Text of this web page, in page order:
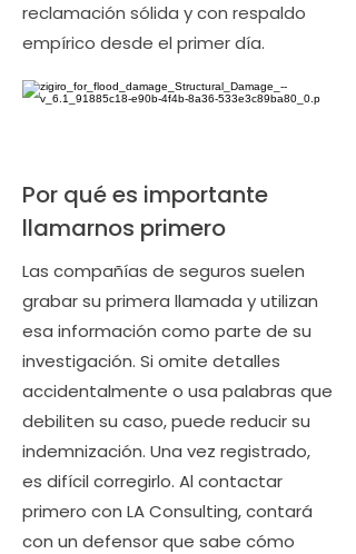
reclamación sólida y con respaldo
empírico desde el primer día.
Por qué es importante
llamarnos primero
Las compañías de seguros suelen
grabar su primera llamada y utilizan
esa información como parte de su
investigación. Si omite detalles
accidentalmente o usa palabras que
debiliten su caso, puede reducir su
indemnización. Una vez registrado,
es difícil corregirlo. Al contactar
primero con LA Consulting, contará
con un defensor que sabe cómo